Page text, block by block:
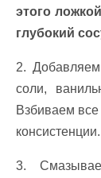
этого
глубокий
2.
соли,
Взбиваем
консистенции.
3.